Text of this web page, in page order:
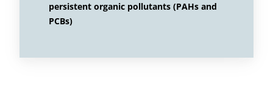
persistent organic pollutants (PAHs and
PCBs)